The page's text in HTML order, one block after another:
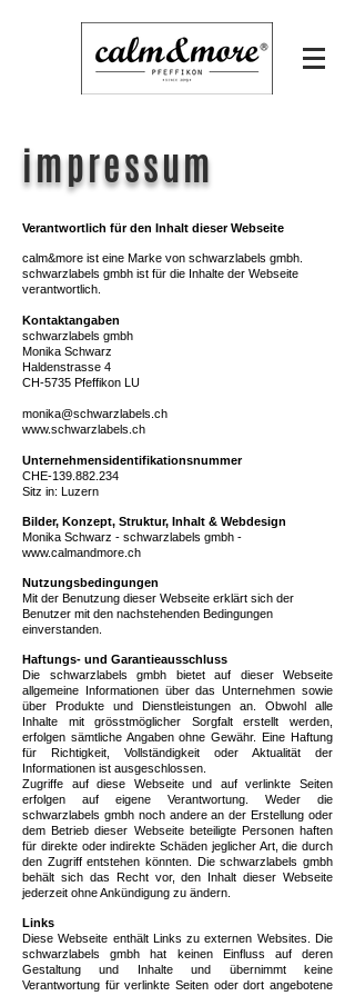
impressum
Verantwortlich für den Inhalt dieser Webseite
calm&more ist eine Marke von schwarzlabels gmbh.
schwarzlabels gmbh ist für die Inhalte der Webseite
verantwortlich.
Kontaktangaben
schwarzlabels gmbh
Monika Schwarz
Haldenstrasse 4
CH-5735 Pfeffikon LU
monika@schwarzlabels.ch
​​www.schwarzlabels.ch
Unternehmensidentifikationsnummer
CHE-139.882.234
Sitz in: Luzern
Bilder, Konzept, Struktur, Inhalt & Webdesign
Monika Schwarz - schwarzlabels gmbh -
www.calmandmore.ch
Nutzungsbedingungen
Mit der Benutzung dieser Webseite erklärt sich der
Benutzer mit den nachstehenden Bedingungen
einverstanden.
Haftungs- und Garantieausschluss
Die schwarzlabels gmbh bietet auf dieser Webseite
allgemeine Informationen über das Unternehmen sowie
über Produkte und Dienstleistungen an. Obwohl alle
Inhalte mit grösstmöglicher Sorgfalt erstellt werden,
erfolgen sämtliche Angaben ohne Gewähr. Eine Haftung
für Richtigkeit, Vollständigkeit oder Aktualität der
Informationen ist ausgeschlossen.
Zugriffe auf diese Webseite und auf verlinkte Seiten
erfolgen auf eigene Verantwortung. Weder die
schwarzlabels gmbh noch andere an der Erstellung oder
dem Betrieb dieser Webseite beteiligte Personen haften
für direkte oder indirekte Schäden jeglicher Art, die durch
den Zugriff entstehen könnten. Die schwarzlabels gmbh
behält sich das Recht vor, den Inhalt dieser Webseite
jederzeit ohne Ankündigung zu ändern.
Links
Diese Webseite enthält Links zu externen Websites. Die
schwarzlabels gmbh hat keinen Einfluss auf deren
Gestaltung und Inhalte und übernimmt keine
Verantwortung für verlinkte Seiten oder dort angebotene